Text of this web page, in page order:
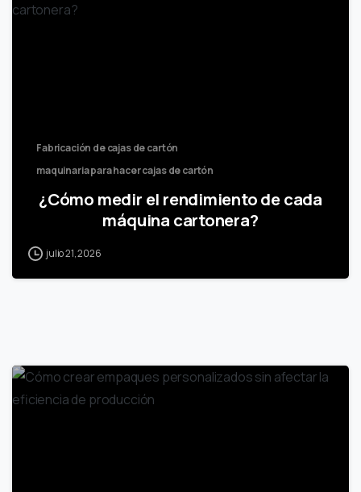
Fabricación de cajas de cartón
maquinaria para hacer cajas de cartón
¿Cómo medir el rendimiento de cada
máquina cartonera?
julio 21, 2026